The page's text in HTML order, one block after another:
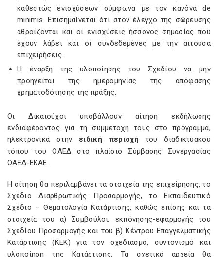
καθεστώς ενισχύσεων σύμφωνα με τον κανόνα de
minimis. Επισημαίνεται ότι στον έλεγχο της σώρευσης
αθροίζονται και οι ενισχύσεις ήσσονος σημασίας που
έχουν λάβει και οι συνδεδεμένες με την αιτούσα
επιχειρήσεις.
Η έναρξη της υλοποίησης του Σχεδίου να μην
προηγείται της ημερομηνίας της απόφασης
χρηματοδότησης της πράξης.
Οι Δικαιούχοι υποβάλλουν αίτηση εκδήλωσης
ενδιαφέροντος για τη συμμετοχή τους στο πρόγραμμα,
ηλεκτρονικά στην ειδική περιοχή του διαδικτυακού
τόπου του ΟΑΕΔ στο πλαίσιο Σύμβασης Συνεργασίας
ΟΑΕΔ-ΕΚΑΕ.
Η αίτηση θα περιλαμβάνει τα στοιχεία της επιχείρησης, το
Σχέδιο Διαρθρωτικής Προσαρμογής, το Εκπαιδευτικό
Σχέδιο – Θεματολογία Κατάρτισης, καθώς επίσης και τα
στοιχεία του α) Συμβούλου εκπόνησης-εφαρμογής του
Σχεδίου Προσαρμογής και του β) Κέντρου Επαγγελματικής
Κατάρτισης (ΚΕΚ) για τον σχεδιασμό, συντονισμό και
υλοποίηση της Κατάρτισης. Τα σχετικά αρχεία θα